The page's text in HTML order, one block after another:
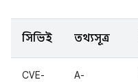
সিভিই তথ্যসূত্র
CVE-
A-